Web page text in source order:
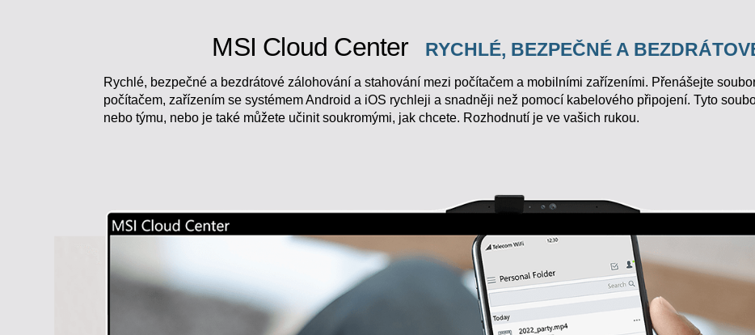
MSI Cloud Center RYCHLÉ, BEZPEČNÉ A
Rychlé, bezpečné a bezdrátové zálohování a stahování mezi počítačem a mobilními zařízeními. Přenášejte
počítačem, zařízením se systémem Android a iOS rychleji a snadněji než pomocí kabelového připojení. Tyto
nebo týmu, nebo je také můžete učinit soukromými, jak chcete. Rozhodnutí je ve vašich rukou.